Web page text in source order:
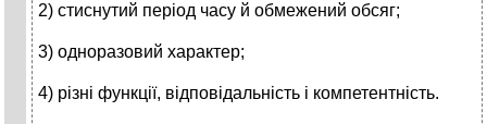
2) стиснутий період часу й обмежений обсяг;
3) одноразовий характер;
4) різні функції, відповідальність і компетентність.